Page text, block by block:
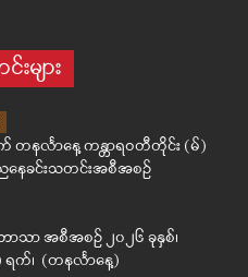
များ
နင်္လာနေ့ ကန္တာရဝတီတိုင်း (မ်)
နေခင်းသတင်းအစီအစဉ်
ဘာသာ အစီအစဉ် ၂၀၂၆ ခုနှစ်၊
က်၊ (တနင်္လာနေ့)